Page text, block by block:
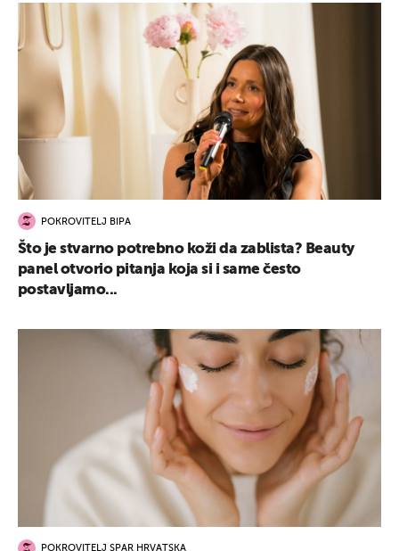
POKROVITELJ BIPA
Što je stvarno potrebno koži da zablista? Beauty
panel otvorio pitanja koja si i same često
postavljamo...
POKROVITELJ SPAR HRVATSKA
UKLJUČITE NOTIFIKACIJE